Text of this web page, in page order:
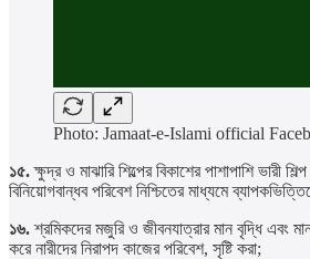
Photo: Jamaat-e-Islami official
১৫.ক্ষুদ্র ও মাঝারি শিল্পের বিকাশের পাশাপাশি ভারী
বিনিয়োগবান্ধব পরিবেশ নিশ্চিতের মাধ্যমে
১৬.শ্রমিকদের মজুরি ও জীবনযাত্রার মান বৃদ্ধি এবং
করে নারীদের নিরাপদ কাজের পরিবেশ, সৃষ্টি করা;